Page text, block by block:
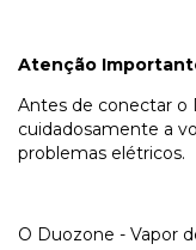
Atenção
Antes de conectar o
cuidadosamente a
problemas elétricos.
O Duozone - Vapor